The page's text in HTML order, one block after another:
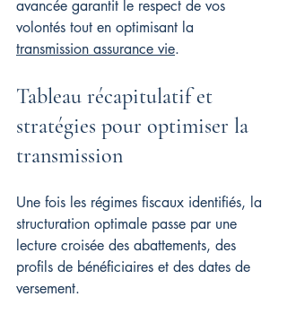
avancée garantit le respect de vos
volontés tout en optimisant la
transmission assurance vie.
Tableau récapitulatif et
stratégies pour optimiser la
transmission
Une fois les régimes fiscaux identifiés, la
structuration optimale passe par une
lecture croisée des abattements, des
profils de bénéficiaires et des dates de
versement.